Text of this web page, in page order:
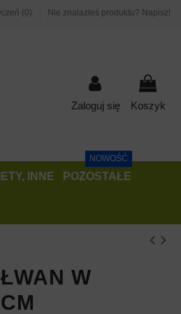
(0) Nie znalazłeś produktu? Napisz!
Zaloguj się Koszyk
INNE POZOSTAŁE
NOWOŚĆ
W